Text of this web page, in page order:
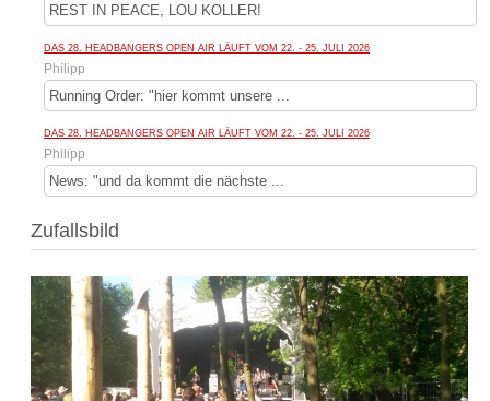
REST IN PEACE, LOU KOLLER!
DAS 28. HEADBANGERS OPEN AIR LÄUFT VOM 22. - 25. JULI 2026
Philipp
Running Order: "hier kommt unsere ...
DAS 28. HEADBANGERS OPEN AIR LÄUFT VOM 22. - 25. JULI 2026
Philipp
News: "und da kommt die nächste ...
Zufallsbild